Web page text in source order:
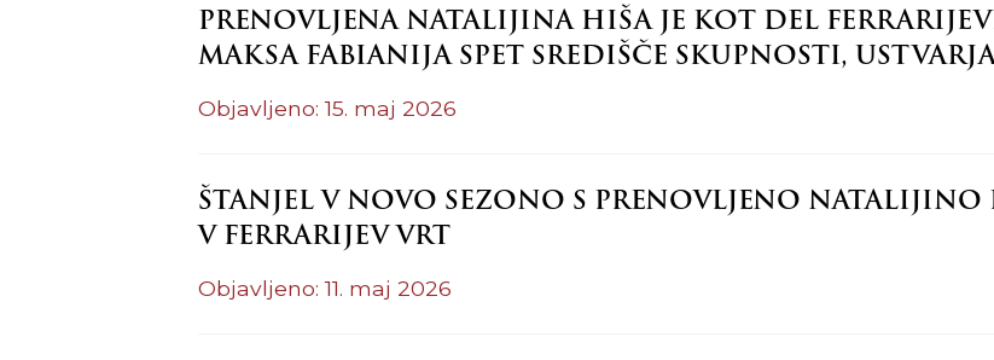
PRENOVLJENA NATALIJINA HIŠA JE KOT DEL
MAKSA FABIANIJA SPET SREDIŠČE SKUPNOSTI,
Objavljeno: 15. maj 2026
ŠTANJEL V NOVO SEZONO S PRENOVLJENO
V FERRARIJEV VRT
Objavljeno: 11. maj 2026